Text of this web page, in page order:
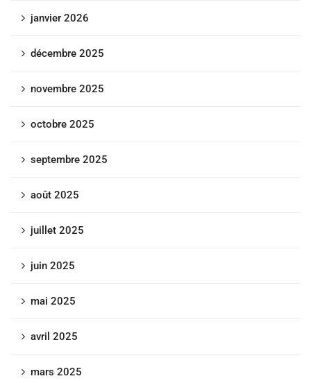
janvier 2026
décembre 2025
novembre 2025
octobre 2025
septembre 2025
août 2025
juillet 2025
juin 2025
mai 2025
avril 2025
mars 2025